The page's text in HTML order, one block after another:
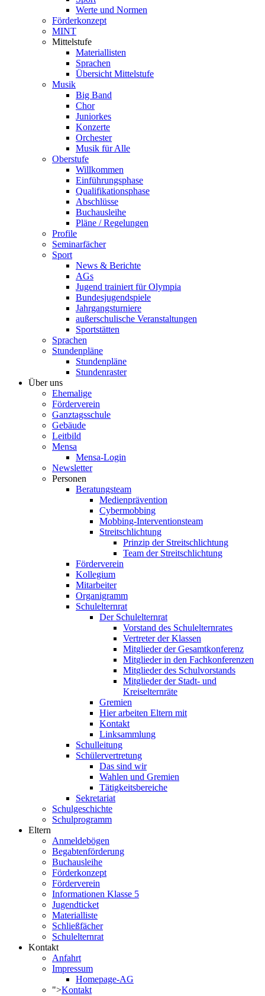
Werte und Normen
Förderkonzept
MINT
Mittelstufe
Materiallisten
Sprachen
Übersicht Mittelstufe
Musik
Big Band
Chor
Juniorkes
Konzerte
Orchester
Musik für Alle
Oberstufe
Willkommen
Einführungsphase
Qualifikationsphase
Abschlüsse
Buchausleihe
Pläne / Regelungen
Profile
Seminarfächer
Sport
News & Berichte
AGs
Jugend trainiert für Olympia
Bundesjugendspiele
Jahrgangsturniere
außerschulische Veranstaltungen
Sportstätten
Sprachen
Stundenpläne
Stundenpläne
Stundenraster
Über uns
Ehemalige
Förderverein
Ganztagsschule
Gebäude
Leitbild
Mensa
Mensa-Login
Newsletter
Personen
Beratungsteam
Medienprävention
Cybermobbing
Mobbing-Interventionsteam
Streitschlichtung
Prinzip der Streitschlichtung
Team der Streitschlichtung
Förderverein
Kollegium
Mitarbeiter
Organigramm
Schulelternrat
Der Schulelternrat
Vorstand des Schulelternrates
Vertreter der Klassen
Mitglieder der Gesamtkonferenz
Mitglieder in den Fachkonferenzen
Mitglieder des Schulvorstands
Mitglieder der Stadt- und
Kreiselternräte
Gremien
Hier arbeiten Eltern mit
Kontakt
Linksammlung
Schulleitung
Schülervertretung
Das sind wir
Wahlen und Gremien
Tätigkeitsbereiche
Sekretariat
Schulgeschichte
Schulprogramm
Eltern
Anmeldebögen
Begabtenförderung
Buchausleihe
Förderkonzept
Förderverein
Informationen Klasse 5
Jugendticket
Materialliste
Schließfächer
Schulelternrat
Kontakt
Anfahrt
Impressum
Homepage-AG
">Kontakt